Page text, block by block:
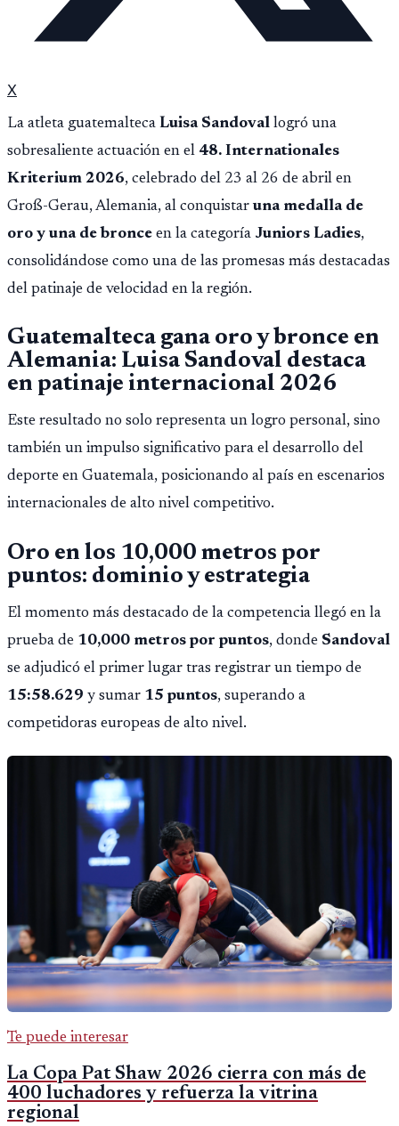
X
La atleta guatemalteca Luisa Sandoval logró una
sobresaliente actuación en el 48. Internationales
Kriterium 2026, celebrado del 23 al 26 de abril en
Groß-Gerau, Alemania, al conquistar una medalla de
oro y una de bronce en la categoría Juniors Ladies,
consolidándose como una de las promesas más destacadas
del patinaje de velocidad en la región.
Guatemalteca gana oro y bronce en
Alemania: Luisa Sandoval destaca
en patinaje internacional 2026
Este resultado no solo representa un logro personal, sino
también un impulso significativo para el desarrollo del
deporte en Guatemala, posicionando al país en escenarios
internacionales de alto nivel competitivo.
Oro en los 10,000 metros por
puntos: dominio y estrategia
El momento más destacado de la competencia llegó en la
prueba de 10,000 metros por puntos, donde Sandoval
se adjudicó el primer lugar tras registrar un tiempo de
15:58.629 y sumar 15 puntos, superando a
competidoras europeas de alto nivel.
Te puede interesar
La Copa Pat Shaw 2026 cierra con más de
400 luchadores y refuerza la vitrina
regional